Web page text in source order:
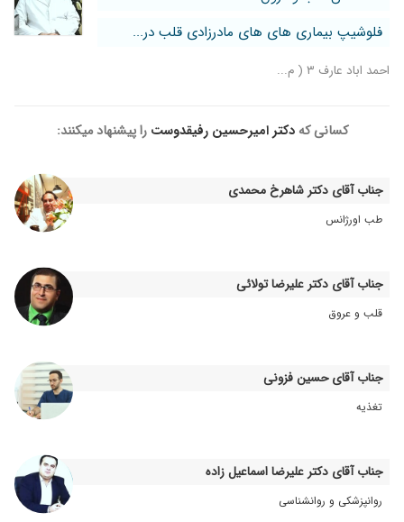
قلبم مشکلی نداشت و استرس بود آقای دکتر عالی
تشخیص دادند
۱۴۰۴/۰۷/۱۹
خیلی خ
دیابت و قلبی دچار میشم یا خیر اضافه وزنم دارم
بیمار می زارن خدا خیرشون بده
۱۴۰۰/۰۸/۲۲
ماپاسخ دادندوتشخیصشون عالی بود،ازایشون
وقت گیر هستش
۱۳۹۹/۱۲/۲۵
۱۴۰۱/۱۱/۱۹
من قفسه ی سینم وپشتم. درد و سوزش داشت رفتم
تشخیص شون عالی بود.متشکرم
۱۴۰۴/۰۱/۲۷
فلوشیپ بیماری های های مادرزادی قلب در...
احمد اباد عارف ۳ ( م...
کسانی کهدکتر امیرحسین رفیقدوست را پیشنهاد میکنند:
جناب آقای دکتر شاهرخ محمدی
طب اورژانس
جناب آقای دکتر علیرضا تولائی
قلب و عروق
جناب آقای حسین فزونی
تغذیه
جناب آقای دکتر علیرضا اسماعیل زاده
روانپزشکی و روانشناسی